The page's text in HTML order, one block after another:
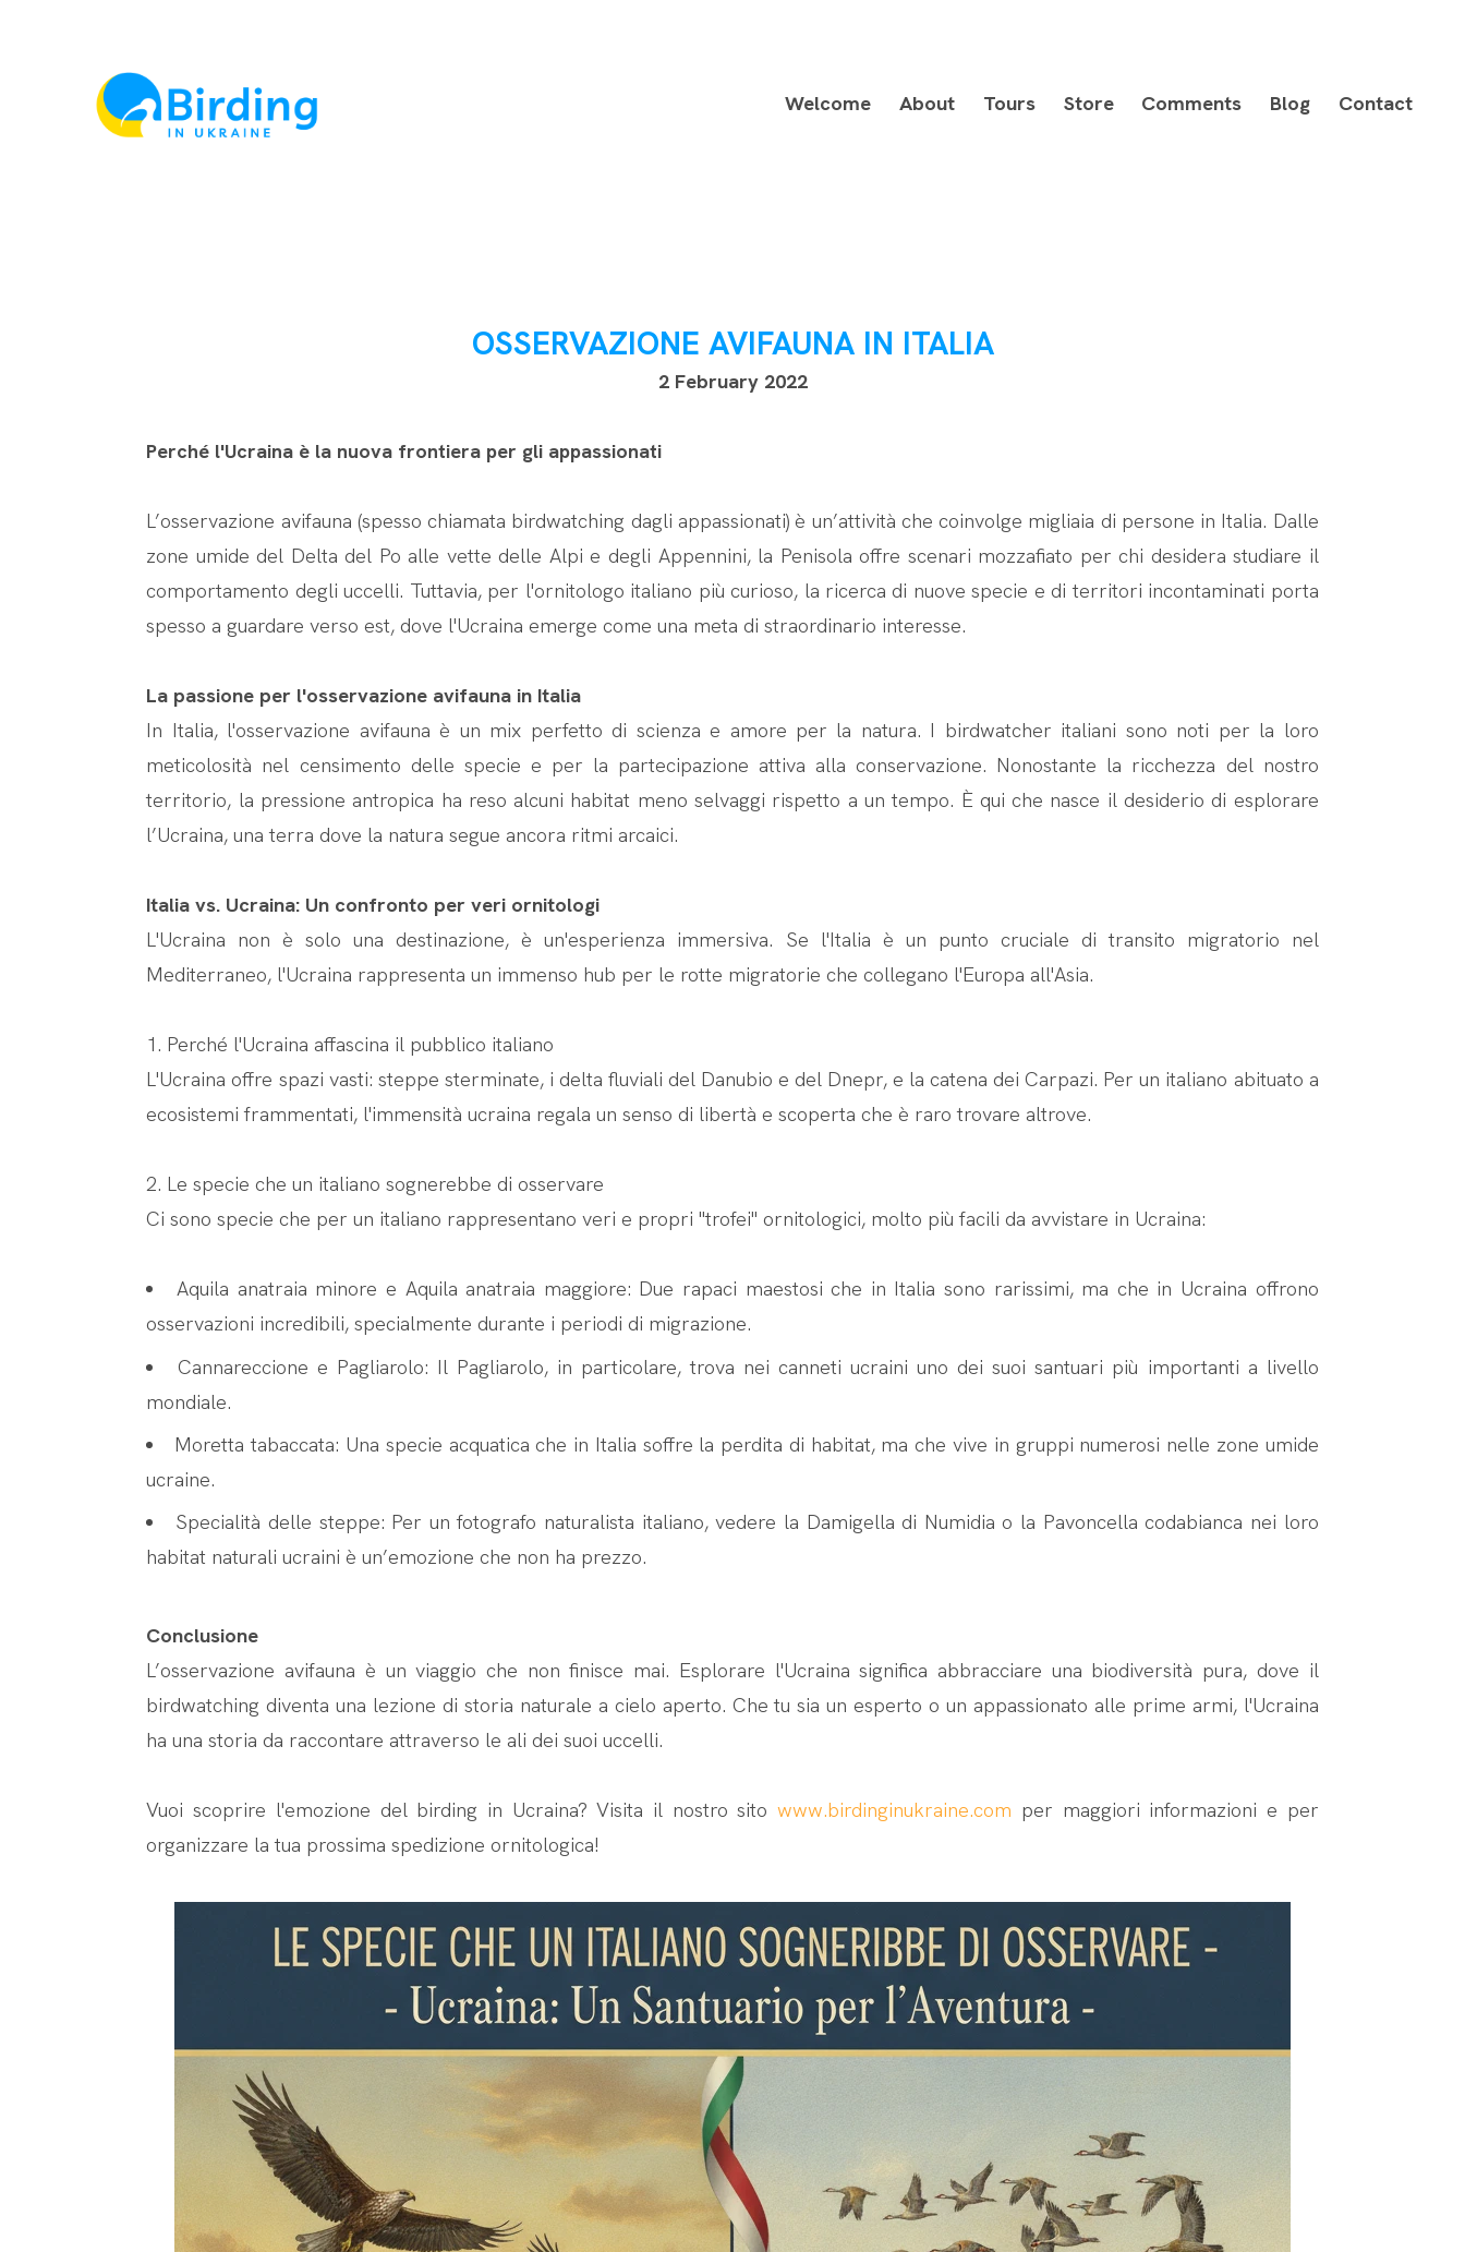
Welcome About Tours Store Comments Blog Contact
OSSERVAZIONE AVIFAUNA IN ITALIA
2 February 2022
Perché l'Ucraina è la nuova frontiera per gli appassionati
L’osservazione avifauna (spesso chiamata birdwatching dagli appassionati) è un’attività che coinvolge migliaia di persone in Italia. Dalle
zone umide del Delta del Po alle vette delle Alpi e degli Appennini, la Penisola offre scenari mozzafiato per chi desidera studiare il
comportamento degli uccelli. Tuttavia, per l'ornitologo italiano più curioso, la ricerca di nuove specie e di territori incontaminati porta
spesso a guardare verso est, dove l'Ucraina emerge come una meta di straordinario interesse.
La passione per l'osservazione avifauna in Italia
In Italia, l'osservazione avifauna è un mix perfetto di scienza e amore per la natura. I birdwatcher italiani sono noti per la loro
meticolosità nel censimento delle specie e per la partecipazione attiva alla conservazione. Nonostante la ricchezza del nostro
territorio, la pressione antropica ha reso alcuni habitat meno selvaggi rispetto a un tempo. È qui che nasce il desiderio di esplorare
l’Ucraina, una terra dove la natura segue ancora ritmi arcaici.
Italia vs. Ucraina: Un confronto per veri ornitologi
L'Ucraina non è solo una destinazione, è un'esperienza immersiva. Se l'Italia è un punto cruciale di transito migratorio nel
Mediterraneo, l'Ucraina rappresenta un immenso hub per le rotte migratorie che collegano l'Europa all'Asia.
1. Perché l'Ucraina affascina il pubblico italiano
L'Ucraina offre spazi vasti: steppe sterminate, i delta fluviali del Danubio e del Dnepr, e la catena dei Carpazi. Per un italiano abituato a
ecosistemi frammentati, l'immensità ucraina regala un senso di libertà e scoperta che è raro trovare altrove.
2. Le specie che un italiano sognerebbe di osservare
Ci sono specie che per un italiano rappresentano veri e propri "trofei" ornitologici, molto più facili da avvistare in Ucraina:
Aquila anatraia minore e Aquila anatraia maggiore: Due rapaci maestosi che in Italia sono rarissimi, ma che in Ucraina offrono
osservazioni incredibili, specialmente durante i periodi di migrazione.
Cannareccione e Pagliarolo: Il Pagliarolo, in particolare, trova nei canneti ucraini uno dei suoi santuari più importanti a livello
mondiale.
Moretta tabaccata: Una specie acquatica che in Italia soffre la perdita di habitat, ma che vive in gruppi numerosi nelle zone umide
ucraine.
Specialità delle steppe: Per un fotografo naturalista italiano, vedere la Damigella di Numidia o la Pavoncella codabianca nei loro
habitat naturali ucraini è un’emozione che non ha prezzo.
Conclusione
L’osservazione avifauna è un viaggio che non finisce mai. Esplorare l'Ucraina significa abbracciare una biodiversità pura, dove il
birdwatching diventa una lezione di storia naturale a cielo aperto. Che tu sia un esperto o un appassionato alle prime armi, l'Ucraina
ha una storia da raccontare attraverso le ali dei suoi uccelli.
Vuoi scoprire l'emozione del birding in Ucraina? Visita il nostro sitowww.birdinginukraine.com per maggiori informazioni e per
organizzare la tua prossima spedizione ornitologica!